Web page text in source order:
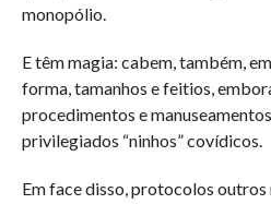
monopólio.
E têm magia: cabem, também,
forma, tamanhos e feitios,
procedimentos e
privilegiados “ninhos” covídicos.
Em face disso, protocolos